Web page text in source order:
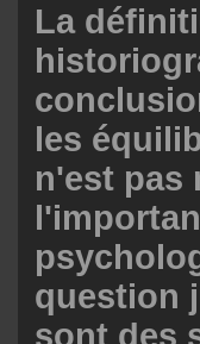
La
les
n'est pas
question
sont des